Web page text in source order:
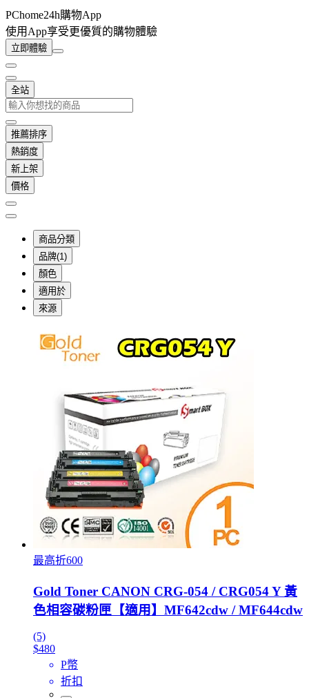
PChome24h購物App
使用App享受更優質的購物體驗
立即體驗
全站
推薦排序
熱銷度
新上架
價格
商品分類
品牌(1)
顏色
適用於
來源
最高折600
Gold Toner CANON CRG-054 / CRG054 Y 黃
色相容碳粉匣【適用】MF642cdw / MF644cdw
(5)
$480
P幣
折扣